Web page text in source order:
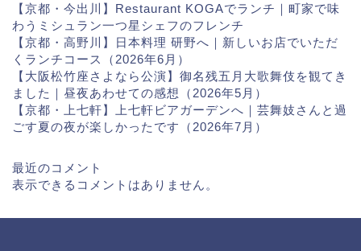
【京都・今出川】Restaurant KOGAでランチ｜町家で味
わうミシュラン一つ星シェフのフレンチ
【京都・高野川】日本料理 研野へ｜新しいお店でいただ
くランチコース（2026年6月）
【大阪松竹座さよなら公演】御名残五月大歌舞伎を観てき
ました｜昼夜あわせての感想（2026年5月）
【京都・上七軒】上七軒ビアガーデンへ｜芸舞妓さんと過
ごす夏の夜が楽しかったです（2026年7月）
最近のコメント
表示できるコメントはありません。